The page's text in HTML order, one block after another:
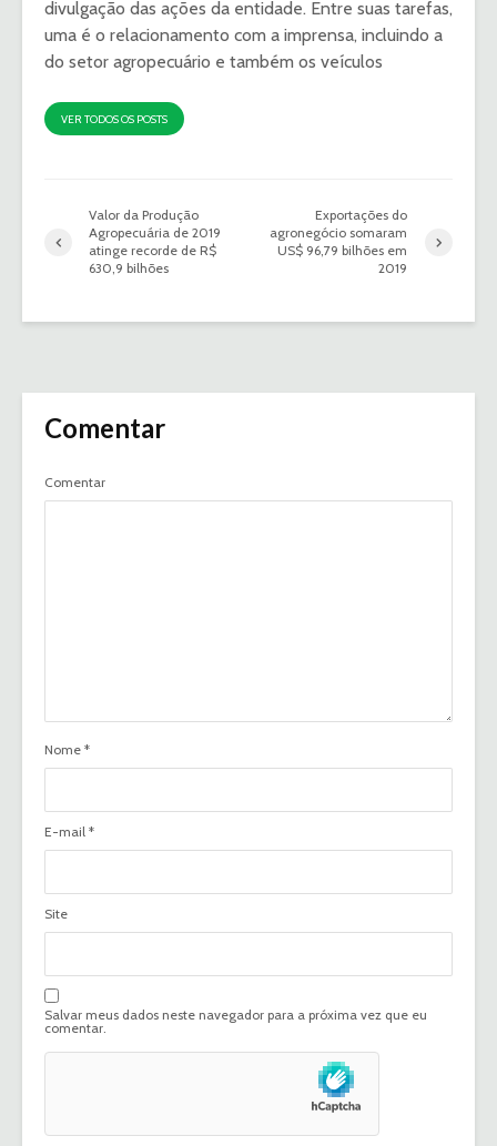
divulgação das ações da entidade. Entre suas tarefas,
uma é o relacionamento com a imprensa, incluindo a
do setor agropecuário e também os veículos
VER TODOS OS POSTS
Valor da Produção
Agropecuária de 2019
atinge recorde de R$
630,9 bilhões
Exportações do
agronegócio somaram
US$ 96,79 bilhões em
2019
Comentar
Comentar
Nome *
E-mail *
Site
Salvar meus dados neste navegador para a próxima vez que eu
comentar.